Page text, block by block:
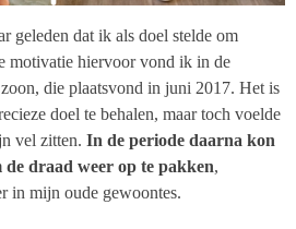
geleden dat ik als doel stelde om
motivatie hiervoor vond ik in de
die plaatsvond in juni 2017. Het is
doel te behalen, maar toch voelde
vel zitten. In de periode daarna kon
draad weer op te pakken,
in mijn oude gewoontes.